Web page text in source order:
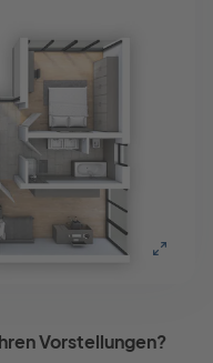
Vorstellungen?